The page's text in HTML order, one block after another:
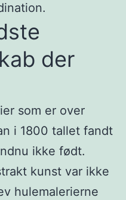
der
som er over
i 1800 tallet fandt
ikke født.
kunst var ikke
hulemalerierne